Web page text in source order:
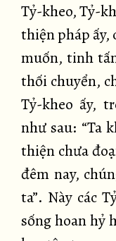
Tỷ-kheo, Tỷ-
thiện pháp ấy,
muốn, tinh
thối chuyển,
Tỷ-kheo ấy,
như sau: “Ta
thiện chưa
đêm nay,
ta”. Này các
sống hoan hỷ